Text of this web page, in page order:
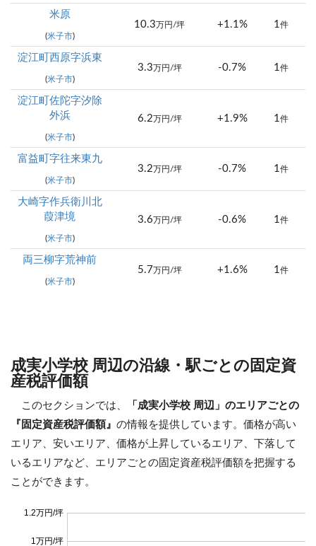
米原
(米子市)
10.3 万円/坪 +1.1% 1件
淀江町西原字浜東
(米子市)
3.3 万円/坪 -0.7% 1件
淀江町佐陀字汐除
外浜
(米子市)
6.2 万円/坪 +1.9% 1件
富益町字往来東九
(米子市)
3.2 万円/坪 -0.7% 1件
大崎字作兵衛川北
葭津境
(米子市)
3.6 万円/坪 -0.6% 1件
両三柳字荒神前
(米子市)
5.7 万円/坪 +1.6% 1件
成実小学校 周辺の沿線・駅ごとの固定資
産税評価額
このセクションでは、
「成実小学校 周辺」のエリアごとの
『固定資産税評価額』 の情報を提供しています。価格が高い
エリア、安いエリア、価格が上昇しているエリア、下落して
いるエリアなど、エリアごとの固定資産税評価額を把握する
ことができます。
1万円/坪
1.2万円/坪